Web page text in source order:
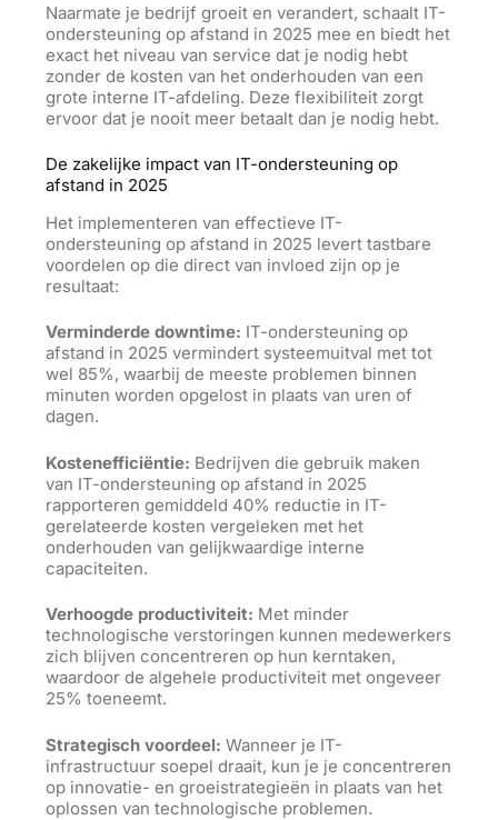
Naarmate je bedrijf groeit en verandert, schaalt IT-
ondersteuning op afstand in 2025 mee en biedt het
exact het niveau van service dat je nodig hebt
zonder de kosten van het onderhouden van een
grote interne IT-afdeling. Deze flexibiliteit zorgt
ervoor dat je nooit meer betaalt dan je nodig hebt.
De zakelijke impact van IT-ondersteuning op
afstand in 2025
Het implementeren van effectieve IT-
ondersteuning op afstand in 2025 levert tastbare
voordelen op die direct van invloed zijn op je
resultaat:
Verminderde downtime: IT-ondersteuning op
afstand in 2025 vermindert systeemuitval met tot
wel 85%, waarbij de meeste problemen binnen
minuten worden opgelost in plaats van uren of
dagen.
Kostenefficiëntie: Bedrijven die gebruik maken
van IT-ondersteuning op afstand in 2025
rapporteren gemiddeld 40% reductie in IT-
gerelateerde kosten vergeleken met het
onderhouden van gelijkwaardige interne
capaciteiten.
Verhoogde productiviteit: Met minder
technologische verstoringen kunnen medewerkers
zich blijven concentreren op hun kerntaken,
waardoor de algehele productiviteit met ongeveer
25% toeneemt.
Strategisch voordeel: Wanneer je IT-
infrastructuur soepel draait, kun je je concentreren
op innovatie- en groeistrategieën in plaats van het
oplossen van technologische problemen.